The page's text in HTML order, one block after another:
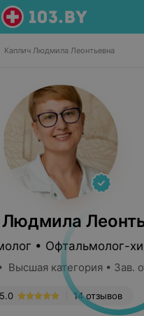
Каплич Людмила Леонтьевна
• Офтальмолог-
категория • Зав.
14 отзывов
5.0